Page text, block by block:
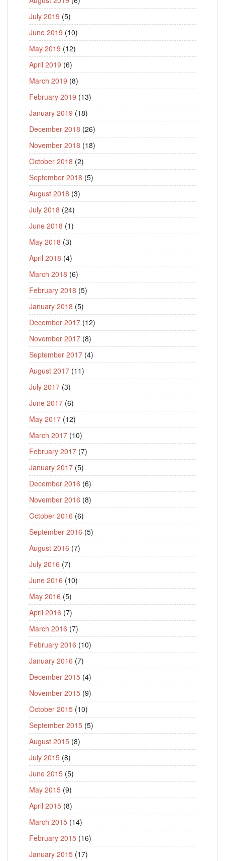
July 2019 (5)
June 2019 (10)
May 2019 (12)
April 2019 (6)
March 2019 (8)
February 2019 (13)
January 2019 (18)
December 2018 (26)
November 2018 (18)
October 2018 (2)
September 2018 (5)
August 2018 (3)
July 2018 (24)
June 2018 (1)
May 2018 (3)
April 2018 (4)
March 2018 (6)
February 2018 (5)
January 2018 (5)
December 2017 (12)
November 2017 (8)
September 2017 (4)
August 2017 (11)
July 2017 (3)
June 2017 (6)
May 2017 (12)
March 2017 (10)
February 2017 (7)
January 2017 (5)
December 2016 (6)
November 2016 (8)
October 2016 (6)
September 2016 (5)
August 2016 (7)
July 2016 (7)
June 2016 (10)
May 2016 (5)
April 2016 (7)
March 2016 (7)
February 2016 (10)
January 2016 (7)
December 2015 (4)
November 2015 (9)
October 2015 (10)
September 2015 (5)
August 2015 (8)
July 2015 (8)
June 2015 (5)
May 2015 (9)
April 2015 (8)
March 2015 (14)
February 2015 (16)
January 2015 (17)